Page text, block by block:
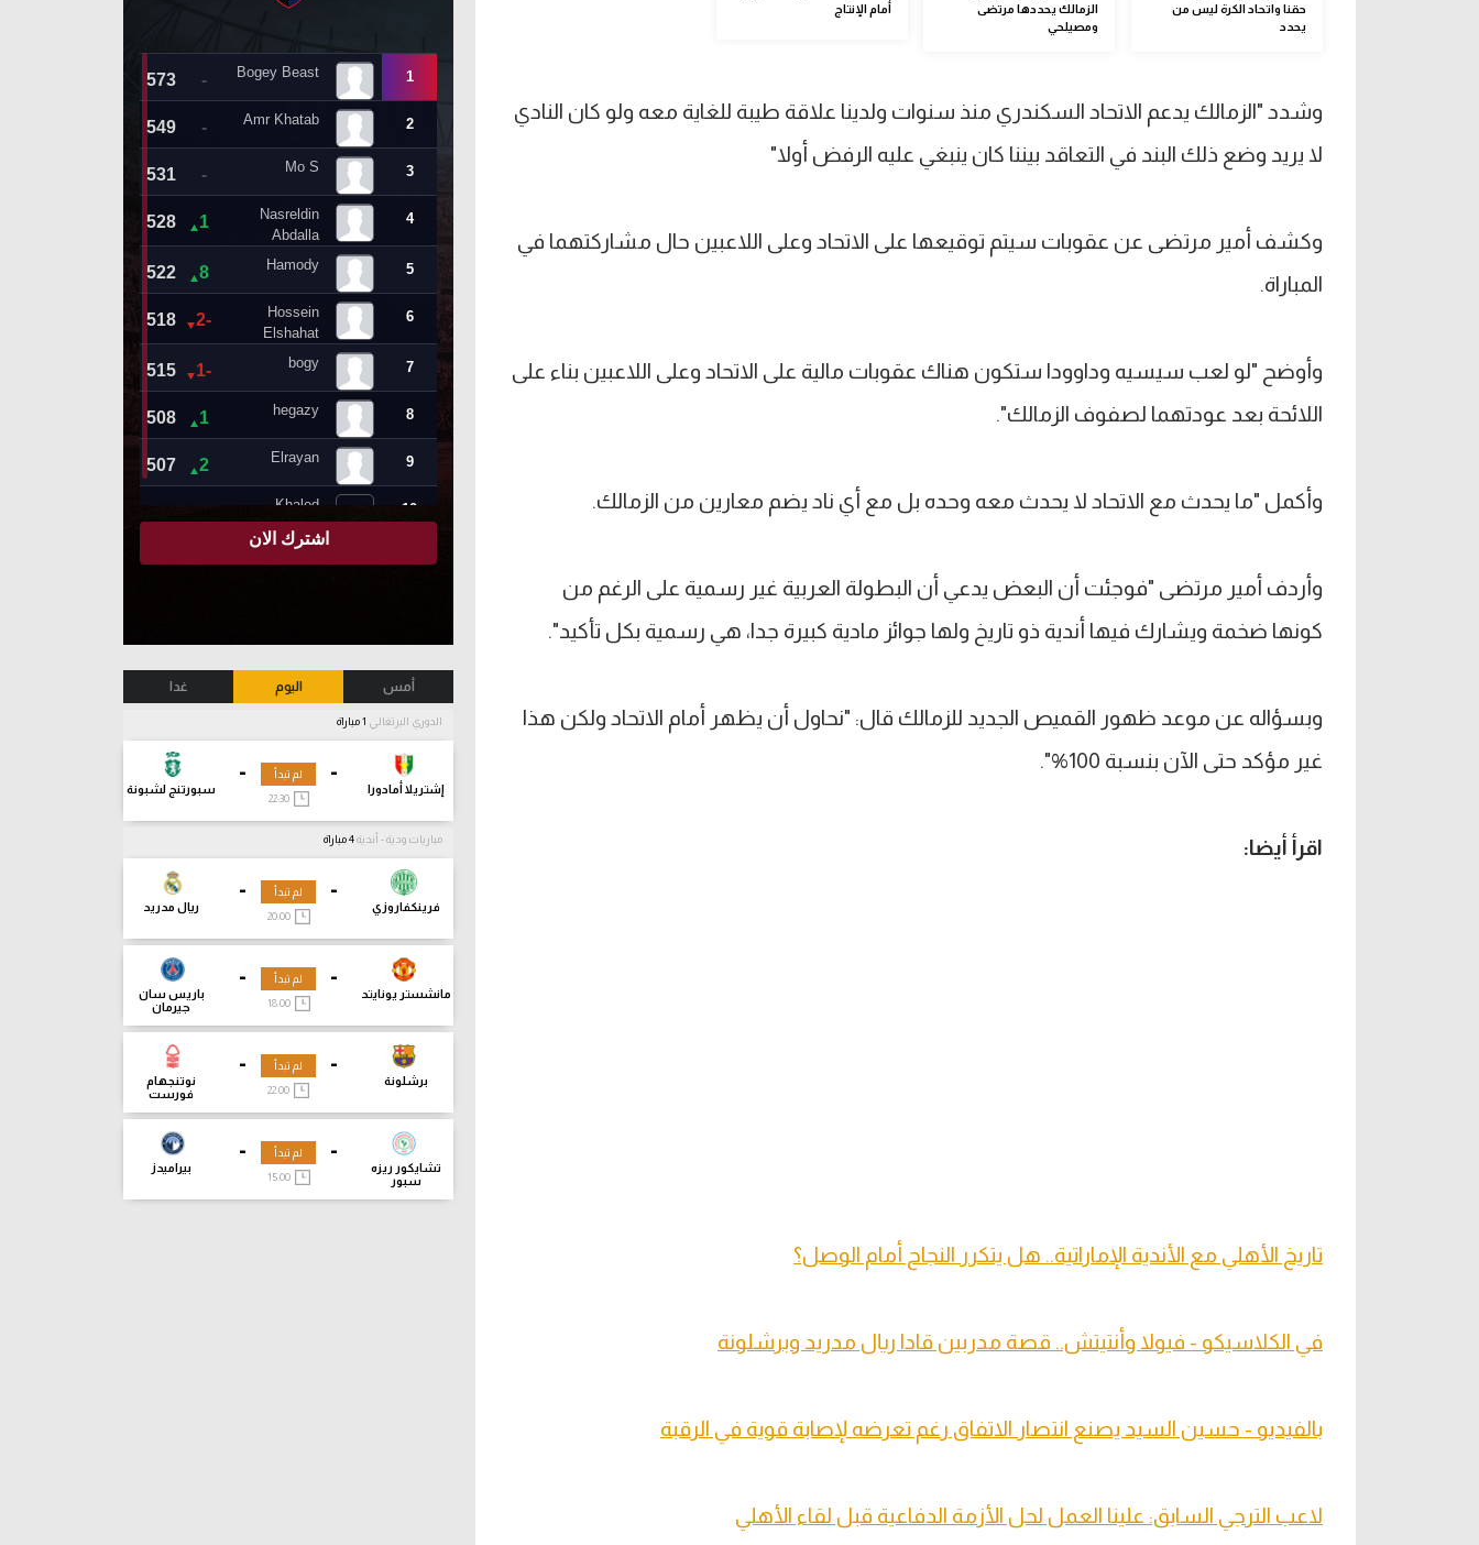
حقنا واتحاد الكرة ليس من
يحدد
الزمالك يحددها مرتضى
ومصيلحي
أمام الإنتاج
وشدد "الزمالك يدعم الاتحاد السكندري منذ سنوات ولدينا علاقة طيبة للغاية معه ولو كان النادي
لا يريد وضع ذلك البند في التعاقد بيننا كان ينبغي عليه الرفض أولا"
وكشف أمير مرتضى عن عقوبات سيتم توقيعها على الاتحاد وعلى اللاعبين حال مشاركتهما في
المباراة.
وأوضح "لو لعب سيسيه وداوودا ستكون هناك عقوبات مالية على الاتحاد وعلى اللاعبين بناء على
اللائحة بعد عودتهما لصفوف الزمالك".
وأكمل "ما يحدث مع الاتحاد لا يحدث معه وحده بل مع أي ناد يضم معارين من الزمالك.
وأردف أمير مرتضى "فوجئت أن البعض يدعي أن البطولة العربية غير رسمية على الرغم من
كونها ضخمة ويشارك فيها أندية ذو تاريخ ولها جوائز مادية كبيرة جدا، هي رسمية بكل تأكيد".
وبسؤاله عن موعد ظهور القميص الجديد للزمالك قال: "نحاول أن يظهر أمام الاتحاد ولكن هذا
غير مؤكد حتى الآن بنسبة 100%".
اقرأ أيضا:
تاريخ الأهلي مع الأندية الإماراتية.. هل يتكرر النجاح أمام الوصل؟
في الكلاسيكو - فيولا وأنتيتش.. قصة مدربين قادا ريال مدريد وبرشلونة
بالفيديو - حسين السيد يصنع انتصار الاتفاق رغم تعرضه لإصابة قوية في الرقبة
لاعب الترجي السابق: علينا العمل لحل الأزمة الدفاعية قبل لقاء الأهلي
أمس اليوم غدا
الدوري البرتغالي
-
إشتريلا أمادورا
-
سبورتنج لشبونة
لم تبدأ
22:30
مباريات ودية - أندية
-
فرينكفاروزي
-
ريال مدريد
لم تبدأ
20:00
-
مانشستر يونايتد
-
باريس سان
جيرمان
لم تبدأ
18:00
-
برشلونة
-
نوتنجهام
فورست
لم تبدأ
-
تشايكور ريزه
سبور
-
بيراميدز
لم تبدأ
15:00